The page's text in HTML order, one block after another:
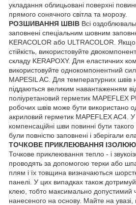
укладання облицьовані поверхні
прямого сонячного світла та морозу.
РОЗШИВАННЯ ШВІВ Всі
заповнені спеціальним шовним
KERACOLOR або ULTRACOLOR. Якщо
стійкість, використовуйте
складу KERAPOXY. Для еластичних
використовуйте однокомпонентний
MAPESIL AC. Для температурних швів
піддаються великим навантаженням
поліуретановий герметик MAPEFLEX
робочих швів може бути використано
акриловий герметик MAPEFLEX AC4.
компенсаційні шви повинні бути
були повністю заповнені і зберігали
ТОЧКОВЕ ПРИКЛЕЮВАННЯ
Точкове приклеювання тепло - і
проводять за допомогою терки або
плям і їх товщина визначаються
панелі. У цих випадках також
клею, тобто максимально допустимий
нанесеного на основу. Майте на